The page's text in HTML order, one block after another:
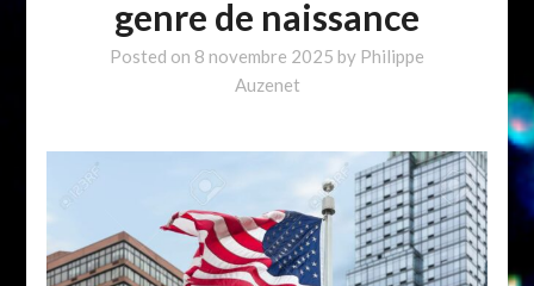
genre de naissance
Posted on 8 novembre 2025 by Philippe
Auzenet